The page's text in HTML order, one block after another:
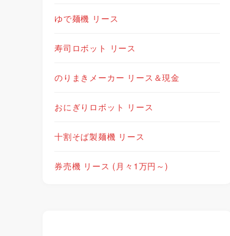
ゆで麺機 リース
寿司ロボット リース
のりまきメーカー リース＆現金
おにぎりロボット リース
十割そば製麺機 リース
券売機 リース (月々1万円～)